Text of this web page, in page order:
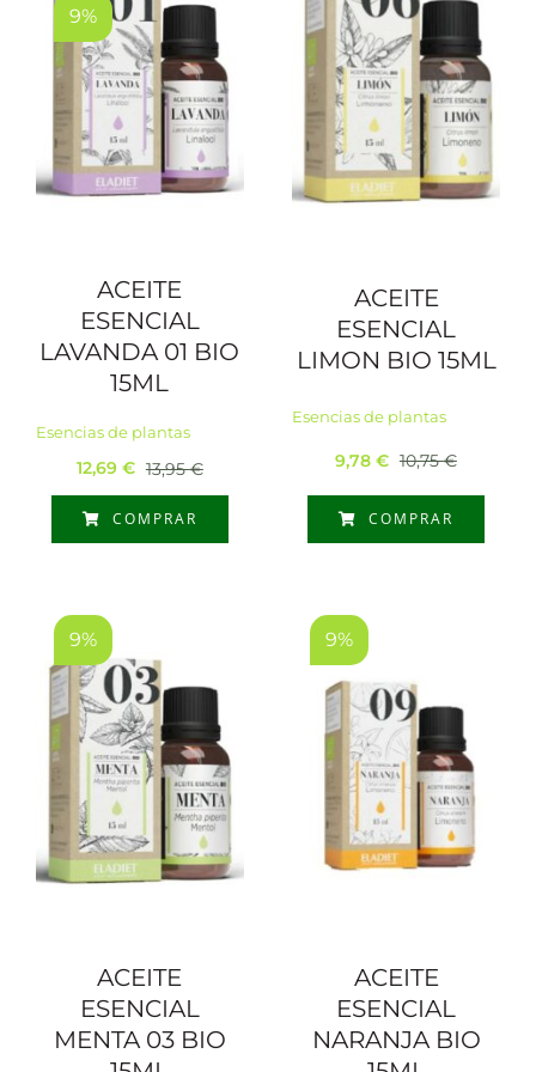
9%
ACEITE
ESENCIAL
LAVANDA 01 BIO
15ML
Esencias de plantas
13,95€
El
original
12,69€
El
actual
COMPRAR
ACEITE
ESENCIAL
LIMON BIO 15ML
Esencias de plantas
10,75€
El
9,78€
El
COMPRAR
9%
ACEITE
ESENCIAL
MENTA 03 BIO
9%
ACEITE
ESENCIAL
NARANJA BIO